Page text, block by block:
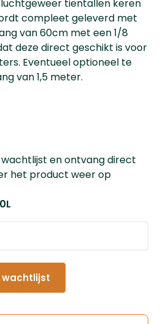
luchtgeweer tientallen keren
compleet geleverd met
van 60cm met een 1/8
deze direct geschikt is voor
Eventueel optioneel te
van 1,5 meter.
en ontvang direct
het product weer op
wachtlijst